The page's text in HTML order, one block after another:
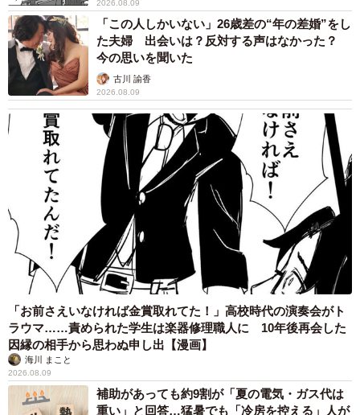
2026.08.09
「この人しかいない」26歳差の“年の差婚”をし
た夫婦 出会いは？反対する声はなかった？
今の思いを聞いた
古川 諭香
2026.08.09
「お前さえいなければ金賞取れてた！」高校時代の演奏会がト
ラウマ……責められた学生は楽器修理職人に 10年後再会した
因縁の相手から思わぬ申し出【漫画】
海川 まこと
2026.08.09
補助があっても約9割が「夏の電気・ガス代は
重い」と回答…猛暑でも「冷房を控える」人が